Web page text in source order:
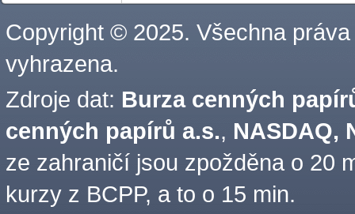
Copyright © 2025. Všechna práva
vyhrazena.
Zdroje dat: Burza cenných
cenných papírů a.s., NASDAQ,
ze zahraničí jsou zpožděna o 20
kurzy z BCPP, a to o 15 min.